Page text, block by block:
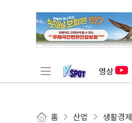
영상
홈 산업 생활경제